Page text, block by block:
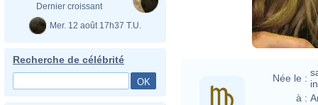
Dernier croissant
Mer. 12 août 17h37 T.U.
Recherche de célébrité
Née le :
à :